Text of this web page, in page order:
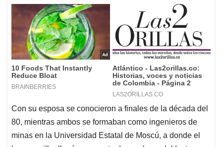
Con su esposa se conocieron a finales de la década del
80, mientras ambos se formaban como ingenieros de
minas en la Universidad Estatal de Moscú, a donde el